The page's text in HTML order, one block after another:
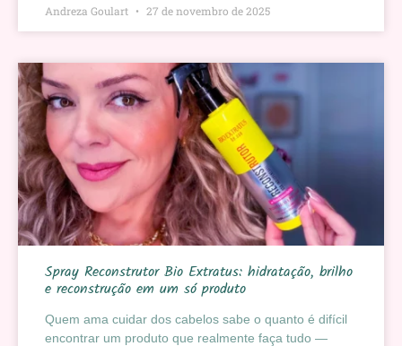
Andreza Goulart 27 de novembro de 2025
Spray Reconstrutor Bio Extratus: hidratação, brilho
e reconstrução em um só produto
Quem ama cuidar dos cabelos sabe o quanto é difícil
encontrar um produto que realmente faça tudo —